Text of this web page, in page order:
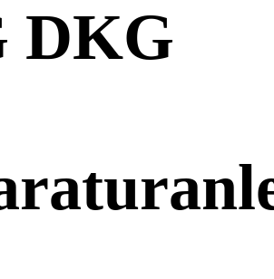
DKG